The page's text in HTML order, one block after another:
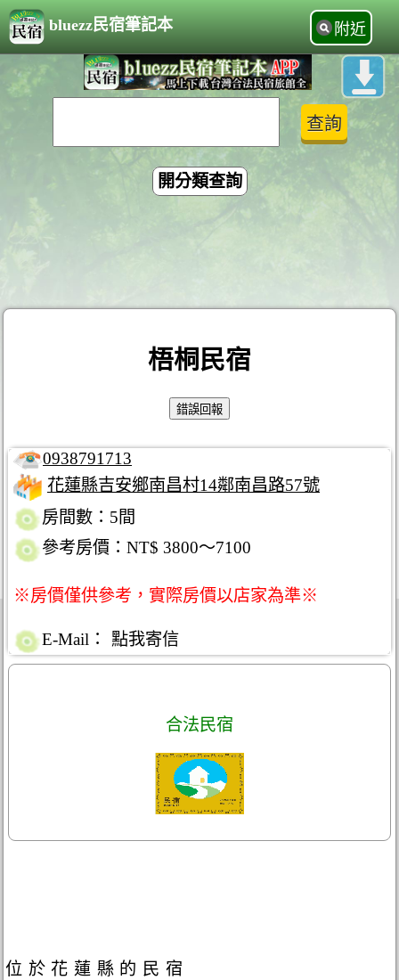
bluezz民宿筆記本 附近
開分類查詢
梧桐民宿
0938791713
花蓮縣吉安鄉南昌村14鄰南昌路57號
房間數：5間
參考房價：NT$ 3800～7100
※房價僅供參考，實際房價以店家為準※
E-Mail： 點我寄信
合法民宿
位於花蓮縣的民宿